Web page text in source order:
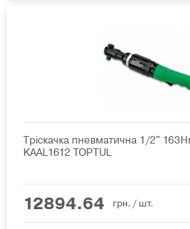
Тріскачка пневматична 1/2"
KAAL1612 TOPTUL
12894.64 грн. / шт.